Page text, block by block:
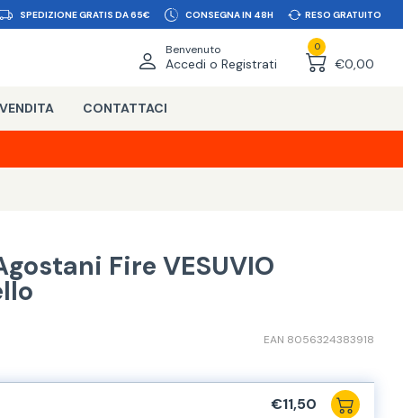
SPEDIZIONE GRATIS DA 65€ CONSEGNA IN 48H RESO GRATUITO
Benvenuto
Accedi o Registrati
0
€0,00
CONTATTACI
Fire VESUVIO
EAN 8056324383918
€11,50